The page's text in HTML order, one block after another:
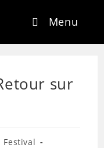
Menu
sur
Festival